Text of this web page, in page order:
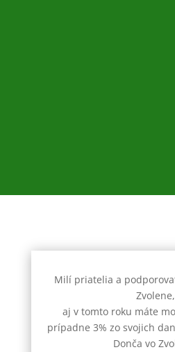
Milí priatelia a
Zvolene,
aj v tomto roku máte
prípadne 3% zo svojich
Donča vo